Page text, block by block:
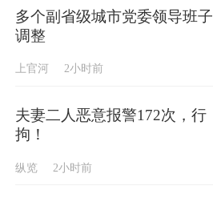
多个副省级城市党委领导班子
调整
上官河 2小时前
夫妻二人恶意报警172次，行
拘！
纵览 2小时前